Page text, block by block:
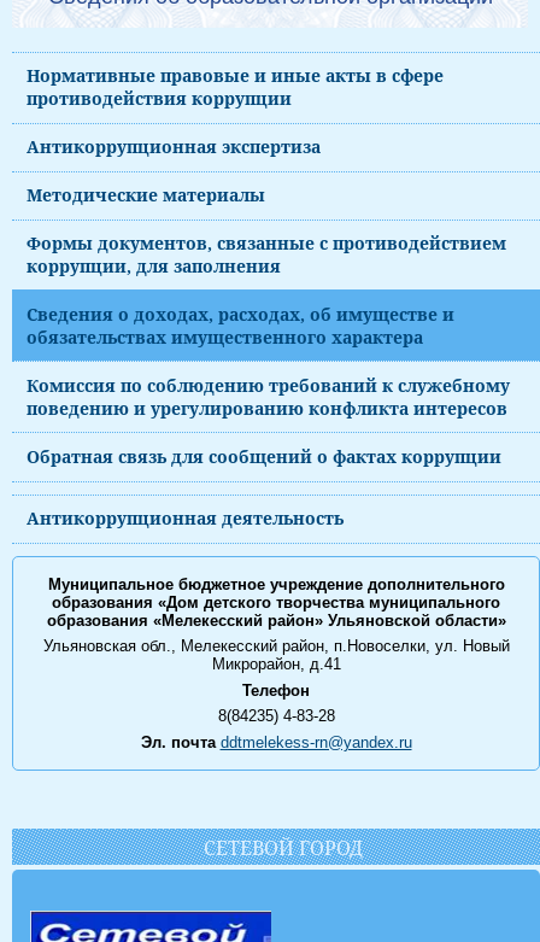
Нормативные правовые и иные акты в сфере
противодействия коррупции
Антикоррупционная экспертиза
Методические материалы
Формы документов, связанные с противодействием
коррупции, для заполнения
Сведения о доходах, расходах, об имуществе и
обязательствах имущественного характера
Комиссия по соблюдению требований к служебному
поведению и урегулированию конфликта интересов
Обратная связь для сообщений о фактах коррупции
Антикоррупционная деятельность
Муниципальное бюджетное учреждение дополнительного
образования «Дом детского творчества муниципального
образования «Мелекесский район» Ульяновской области»
Ульяновская обл., Мелекесский район, п.Новоселки, ул. Новый
Микрорайон, д.41
Телефон
8(84235) 4-83-28
Эл. почта ddtmelekess-rn@yandex.ru
СЕТЕВОЙ ГОРОД